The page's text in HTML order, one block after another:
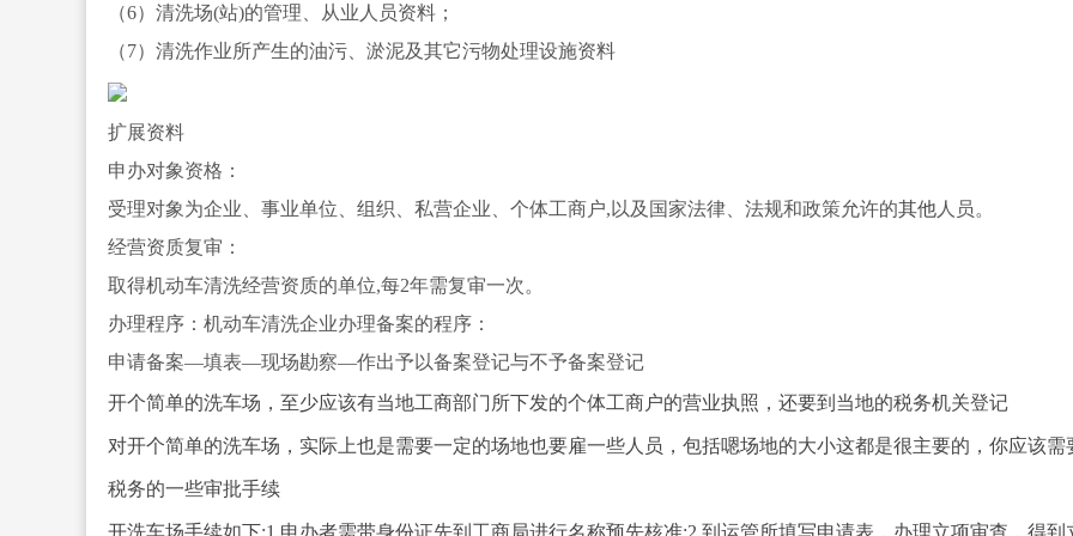
（6）清洗场(站)的管理、从业人员资料；
（7）清洗作业所产生的油污、淤泥及其它污物处理设施资料
扩展资料
申办对象资格：
受理对象为企业、事业单位、组织、私营企业、个体工商户,以及国家法律、法规和政策允许的其他人员。
经营资质复审：
取得机动车清洗经营资质的单位,每2年需复审一次。
办理程序：机动车清洗企业办理备案的程序：
申请备案—填表—现场勘察—作出予以备案登记与不予备案登记
开个简单的洗车场，至少应该有当地工商部门所下发的个体工商户的营业执照，还要到当地的税务机关登记
对开个简单的洗车场，实际上也是需要一定的场地也要雇一些人员，包括嗯场地的大小这都是很主要的，你应该需
税务的一些审批手续
开洗车场手续如下:1.申办者需带身份证先到工商局进行名称预先核准;2.到运管所填写申请表，办理立项审查，得到